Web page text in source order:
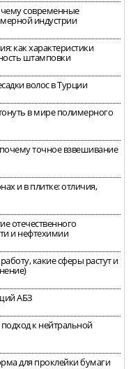
современные
индустрии
как характеристики
штамповки
волос в Турции
в мире полимерного
точное взвешивание
и в плитке: отличия,
отечественного
и нефтехимии
какие сферы растут и
АБЗ
к нейтральной
для проклейки бумаги